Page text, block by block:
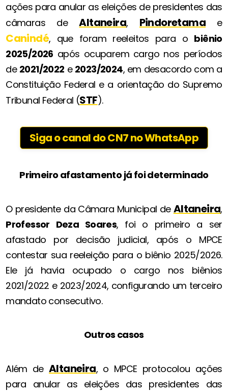
ações para anular as eleições de presidentes das
câmaras deAltaneira, Pindoretama e
Canindé, que foram reeleitos para o biênio
2025/2026 após ocuparem cargo nos períodos
de 2021/2022 e 2023/2024, em desacordo com a
Constituição Federal e a orientação do Supremo
Tribunal Federal (STF).
Siga o canal do CN7 no WhatsApp
Primeiro afastamento já foi determinado
O presidente da Câmara Municipal de Altaneira,
Professor Deza Soares, foi o primeiro a ser
afastado por decisão judicial, após o MPCE
contestar sua reeleição para o biênio 2025/2026.
Ele já havia ocupado o cargo nos biênios
2021/2022 e 2023/2024, configurando um terceiro
mandato consecutivo.
Outros casos
Além de Altaneira, o MPCE protocolou ações
para anular as eleições das presidentes das